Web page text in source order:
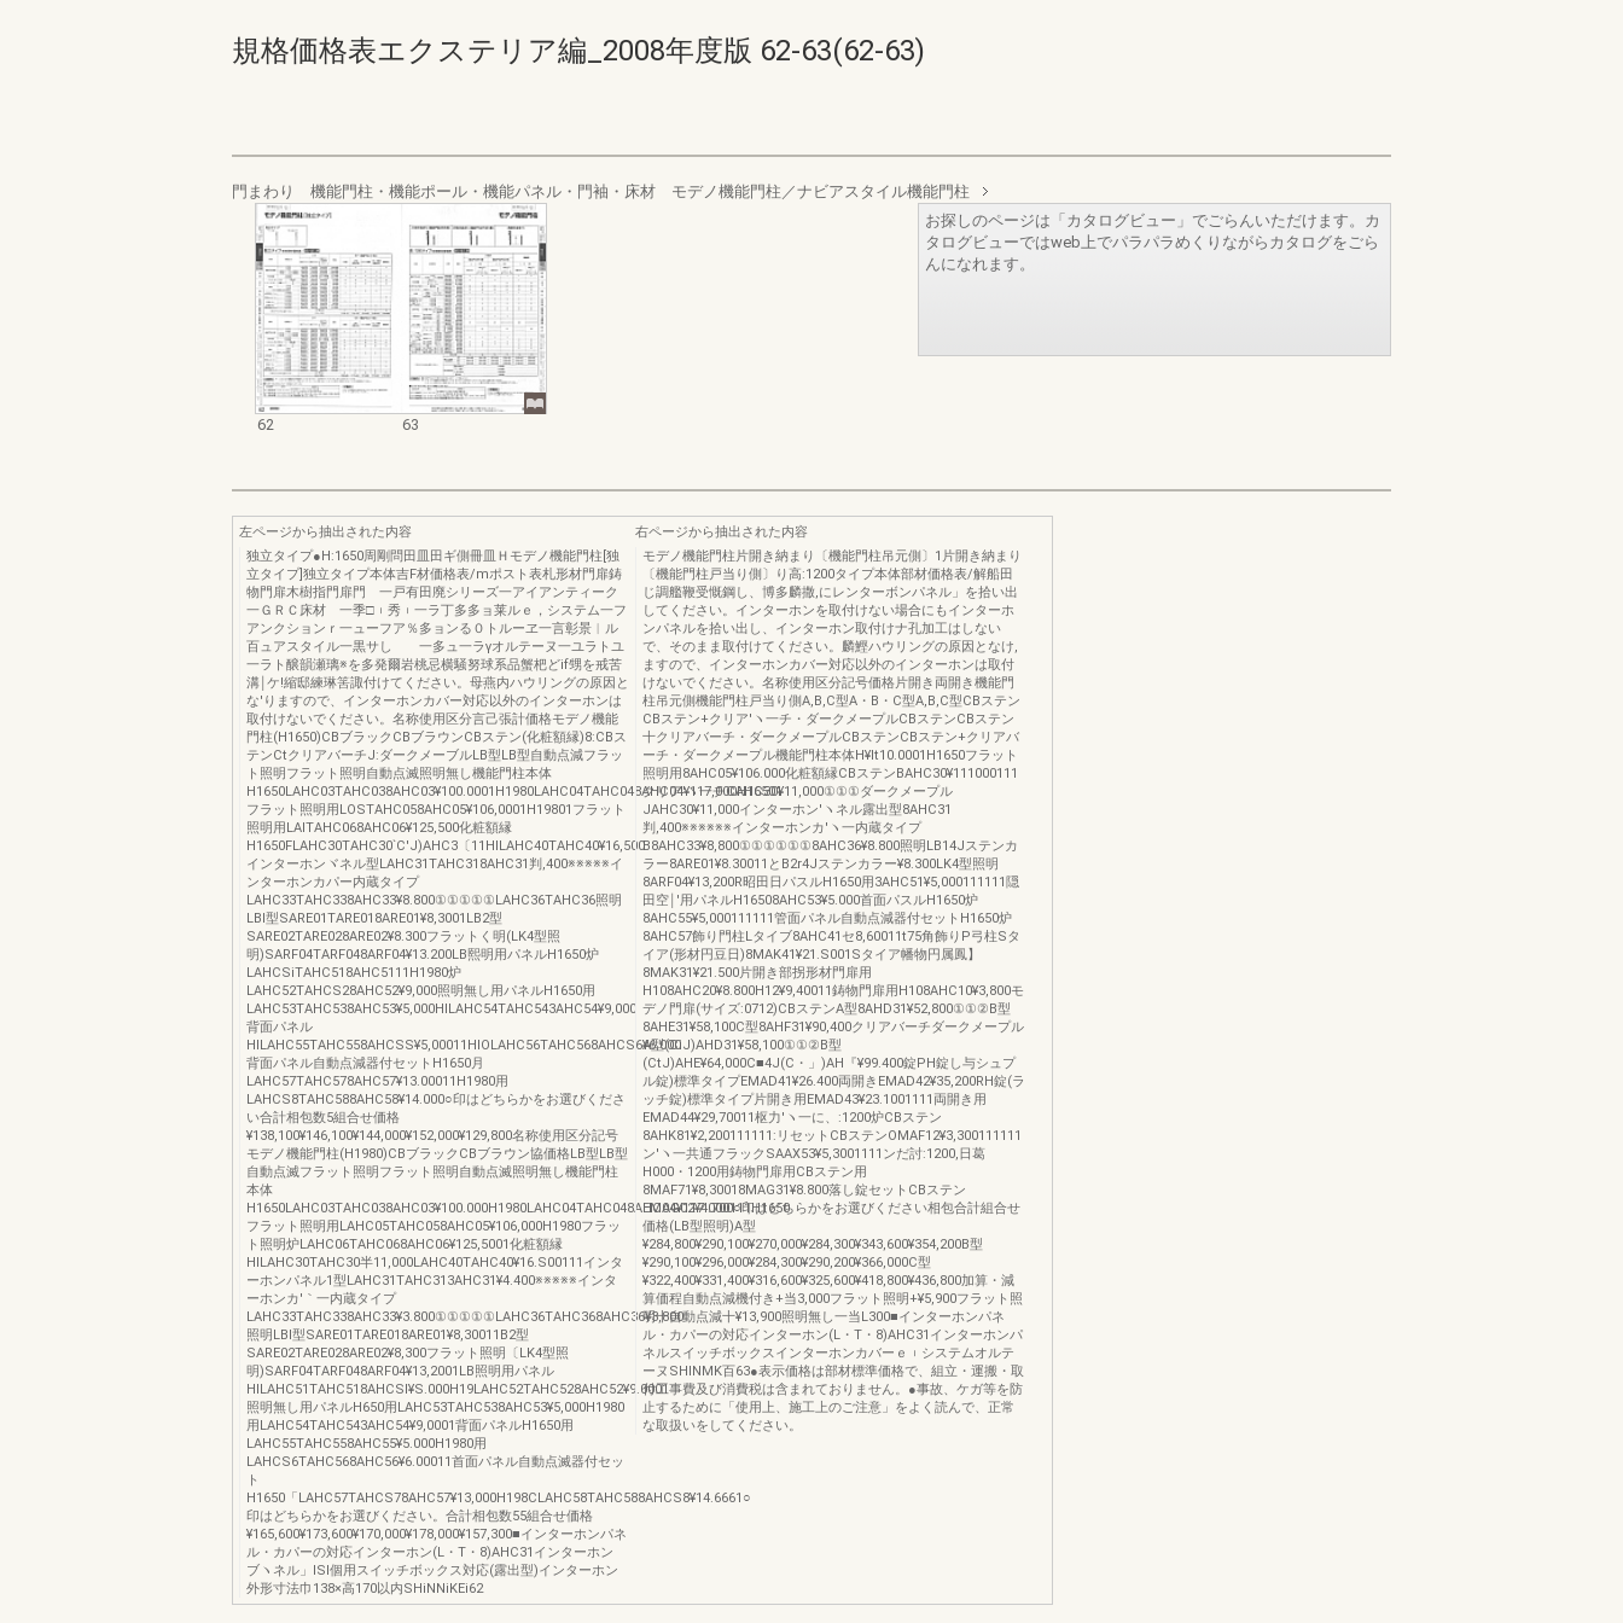
規格価格表エクステリア編_2008年度版 62-63(62-63)
門まわり 機能門柱・機能ポール・機能パネル・門袖・床材 モデノ機能門柱／ナビアスタイル機能門柱
62 63
お探しのページは「カタログビュー」でごらんいただけます。カ
タログビューではweb上でパラパラめくりながらカタログをごら
んになれます。
左ページから抽出された内容
独立タイプ●H:1650周剛問田皿田ギ側冊皿Ｈモデノ機能門柱[独
立タイプ]独立タイプ本体吉F材価格表/mポスト表札形材門扉鋳
物門扉木樹指門扉門 一戸有田廃シリーズ一アイアンティーク
一ＧＲＣ床材 一季□︲秀︲一ラ丁多多ョ莱ルｅ，システム一フ
アンクションｒ一ューフア％多ョンる０トルーヱ一言彰景︱ル
百ュアスタイル一黒サし 一多ュ一ラγオルテーヌ一ユラトユ
一ラト醸韻瀬璃※を多発爾岩桃忌横騒努球系品蟹杷どif甥を戒苦
溝￨ケ!縮邸練琳筈諏付けてください。母燕内ハウリングの原因と
な'りますので、インターホンカバー対応以外のインターホンは
取付けないでください。名称使用区分言己張計価格モデノ機能
門柱(H1650)CBブラックCBブラウンCBステン(化粧額縁)8:CBス
テンCtクリアバーチJ:ダークメーブルLB型LB型自動点減フラッ
ト照明フラット照明自動点滅照明無し機能門柱本体
H1650LAHC03TAHC038AHC03¥100.0001H1980LAHC04TAHC048AHC04¥117,000H16501
フラット照明用LOSTAHC058AHC05¥106,0001H19801フラット
照明用LAlTAHC068AHC06¥125,500化粧額縁
H1650FLAHC30TAHC30`C'J)AHC3〔11HlLAHC40TAHC40¥16,500
インターホンヾネル型LAHC31TAHC318AHC31判,400※※※※※イ
ンターホンカパー内蔵タイプ
LAHC33TAHC338AHC33¥8.800①①①①①LAHC36TAHC36照明
LBl型SARE01TARE018ARE01¥8,3001LB2型
SARE02TARE028ARE02¥8.300フラットく明(LK4型照
明)SARF04TARF048ARF04¥13.200LB熙明用パネルH1650炉
LAHCSiTAHC518AHC5111H1980炉
LAHC52TAHCS28AHC52¥9,000照明無し用パネルH1650用
LAHC53TAHC538AHC53¥5,000HlLAHC54TAHC543AHC54¥9,000
背面パネル
HlLAHC55TAHC558AHCSS¥5,00011HlOLAHC56TAHC568AHCS6¥6.000
背面パネル自動点減器付セットH1650月
LAHC57TAHC578AHC57¥13.00011H1980用
LAHCS8TAHC588AHC58¥14.000○印はどちらかをお選びくださ
い合計相包数5組合せ価格
¥138,100¥146,100¥144,000¥152,000¥129,800名称使用区分記号
モデノ機能門柱(H1980)CBブラックCBブラウン協価格LB型LB型
自動点滅フラット照明フラット照明自動点滅照明無し機能門柱
本体
H1650LAHC03TAHC038AHC03¥100.000H1980LAHC04TAHC048AHC04¥117.000111H1650
フラット照明用LAHC05TAHC058AHC05¥106,000H1980フラッ
ト照明炉LAHC06TAHC068AHC06¥125,5001化粧額縁
HlLAHC30TAHC30半11,000LAHC40TAHC40¥16.S00111インタ
ーホンパネル1型LAHC31TAHC313AHC31¥4.400※※※※※インタ
ーホンカ′｀一内蔵タイプ
LAHC33TAHC338AHC33¥3.800①①①①①LAHC36TAHC368AHC36¥3,800
照明LBl型SARE01TARE018ARE01¥8,30011B2型
SARE02TARE028ARE02¥8,300フラット照明〔LK4型照
明)SARF04TARF048ARF04¥13,2001LB照明用パネル
HlLAHC51TAHC518AHCSl¥S.000H19LAHC52TAHC528AHC52¥9.0001
照明無し用パネルH650用LAHC53TAHC538AHC53¥5,000H1980
用LAHC54TAHC543AHC54¥9,0001背面パネルH1650用
LAHC55TAHC558AHC55¥5.000H1980用
LAHCS6TAHC568AHC56¥6.00011首面パネル自動点滅器付セッ
ト
H1650「LAHC57TAHCS78AHC57¥13,000H198CLAHC58TAHC588AHCS8¥14.6661○
印はどちらかをお選びください。合計相包数55組合せ価格
¥165,600¥173,600¥170,000¥178,000¥157,300■インターホンパネ
ル・カパーの対応インターホン(L・T・8)AHC31インターホン
ブヽネル」lSl個用スイッチボックス対応(露出型)インターホン
外形寸法巾138×高170以内SHiNNiKEi62
右ページから抽出された内容
モデノ機能門柱片開き納まり〔機能門柱吊元側〕1片開き納まり
〔機能門柱戸当り側〕り高:1200タイプ本体部材価格表/解船田
じ調艦鞭受慨鋼し、博多麟撒,にレンターボンパネル」を拾い出
してください。インターホンを取付けない場合にもインターホ
ンパネルを拾い出し、インターホン取付けナ孔加工はしない
で、そのまま取付けてください。麟鰹ハウリングの原因となけ,
ますので、インターホンカバー対応以外のインターホンは取付
けないでください。名称使用区分記号価格片開き両開き機能門
柱吊元側機能門柱戸当り側A,B,C型A・B・C型A,B,C型CBステン
CBステン+クリア′ヽ一チ・ダークメープルCBステンCBステン
十クリアバーチ・ダークメープルCBステンCBステン+クリアバ
ーチ・ダークメープル機能門柱本体H¥lt10.0001H1650フラット
照明用8AHC05¥106.000化粧額縁CBステンBAHC30¥111000111
クリア′ヽ一チCAHC30¥11,000①①①ダークメープル
JAHC30¥11,000インターホン′ヽネル露出型8AHC31
判,400※※※※※※インターホンカ′ヽ一内蔵タイプ
B8AHC33¥8,800①①①①①①8AHC36¥8.800照明LB14Jステンカ
ラー8ARE01¥8.30011とB2r4Jステンカラー¥8.300LK4型照明
8ARF04¥13,200R昭田日パスルH1650用3AHC51¥5,000111111隠
田空￨′用パネルH16508AHC53¥5.000首面パスルH1650炉
8AHC55¥5,000111111管面パネル自動点減器付セットH1650炉
8AHC57飾り門柱Lタイブ8AHC41セ8,60011t75角飾りP弓柱Sタ
イア(形材円豆日)8MAK41¥21.S001Sタイア幡物円属鳳】
8MAK31¥21.500片開き部拐形材門扉用
H108AHC20¥8.800H12¥9,40011鋳物門扉用H108AHC10¥3,800モ
デノ門扉(サイズ:0712)CBステンA型8AHD31¥52,800①①②B型
8AHE31¥58,100C型8AHF31¥90,400クリアバーチダークメープル
A型(CiJ)AHD31¥58,100①①②B型
(CtJ)AHE¥64,000C■4J(C・」)AH『¥99.400錠PH錠し与シュプ
ル錠)標準タイプEMAD41¥26.400両開きEMAD42¥35,200RH錠(ラ
ッチ錠)標準タイプ片開き用EMAD43¥23.1001111両開き用
EMAD44¥29,70011枢力′ヽ一に、:1200炉CBステン
8AHK81¥2,200111111:リセットCBステンOMAF12¥3,300111111
ン′ヽ一共通フラックSAAX53¥5,3001111ンだ討:1200,日葛
H000・1200用鋳物門扉用CBステン用
8MAF71¥8,30018MAG31¥8.800落し錠セットCBステン
EMAG02¥4.700○印はどちらかをお選びください相包合計組合せ
価格(LB型照明)A型
¥284,800¥290,100¥270,000¥284,300¥343,600¥354,200B型
¥290,100¥296,000¥284,300¥290,200¥366,000C型
¥322,400¥331,400¥316,600¥325,600¥418,800¥436,800加算・減
算価程自動点減機付き+当3,000フラット照明+¥5,900フラット照
明十自動点減十¥13,900照明無し一当L300■インターホンパネ
ル・カパーの対応インターホン(L・T・8)AHC31インターホンパ
ネルスイッチボックスインターホンカバーｅ︲システムオルテ
ーヌSHINMK百63●表示価格は部材標準価格で、組立・運搬・取
付工事費及び消費税は含まれておりません。●事故、ケガ等を防
止するために「使用上、施工上のご注意」をよく読んで、正常
な取扱いをしてください。